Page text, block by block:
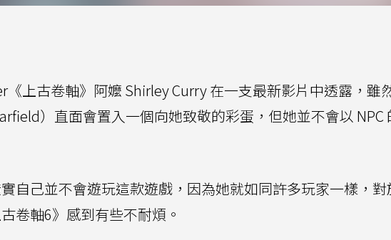
《上古卷軸》阿嬤 Shirley Curry 在一支最新影片中透露，雖
）直面會置入一個向她致敬的彩蛋，但她並不會以 NPC
自己並不會遊玩這款遊戲，因為她就如同許多玩家一樣，
卷軸6》感到有些不耐煩。